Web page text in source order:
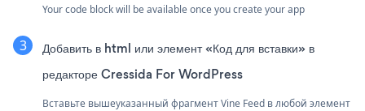
Your code block will be available once you create your app
Добавить в html или элемент «Код для вставки» в
редакторе Cressida For WordPress
Вставьте вышеуказанный фрагмент Vine Feed в любой элемент